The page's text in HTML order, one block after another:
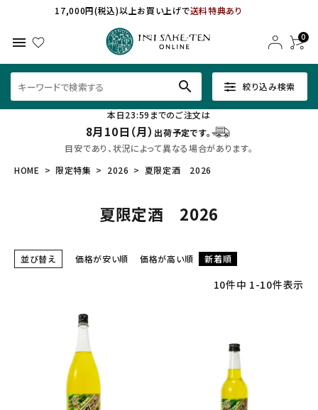
17,000円(税込)以上お買い上げで送料特典あり
menu 0
絞り込み検索
search
本日23:59までのご注文は
8月10日（月） 出荷予定です。
目安であり、状況によって異なる場合があります。
HOME
限定特集 2026 夏限定酒 2026
夏限定酒 2026
並び替え 価格が安い順 価格が高い順 新着順
10件中 1-10件表示